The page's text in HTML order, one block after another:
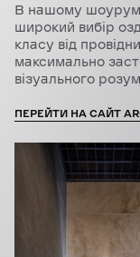
В нашому
широкий вибір
класу від
максимально
візуального
ПЕРЕЙТИ НА САЙТ